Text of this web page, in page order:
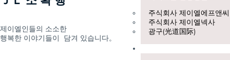
주식회사 제이엘에프앤씨
주식회사 제이엘넥사
광구(光道国际)
제이엘인들의 소소한
행복한 이야기들이 담겨 있습니다。